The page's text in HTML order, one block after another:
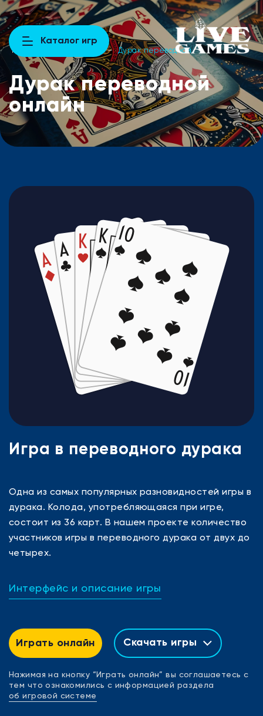
Каталог игр
Главная – Дурак переводной
Дурак переводной
онлайн
Игра в переводного дурака
Одна из самых популярных разновидностей игры в
дурака. Колода, употребляющаяся при игре,
состоит из 36 карт. В нашем проекте количество
участников игры в переводного дурака от двух до
четырех.
Интерфейс и описание игры
Играть онлайн Скачать игры
Нажимая на кнопку “Играть онлайн” вы соглашаетесь с
тем что ознакомились с информацией раздела
об игровой системе